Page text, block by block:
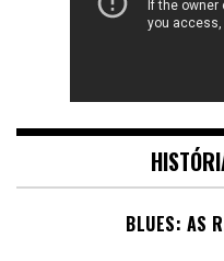
BLUES: AS